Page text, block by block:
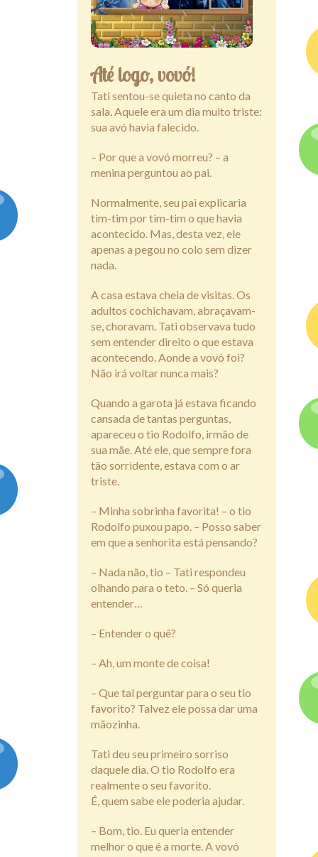
Até logo, vovó!
Tati sentou-se quieta no canto da
sala. Aquele era um dia muito triste:
sua avó havia falecido.
– Por que a vovó morreu? – a
menina perguntou ao pai.
Normalmente, seu pai explicaria
tim-tim por tim-tim o que havia
acontecido. Mas, desta vez, ele
apenas a pegou no colo sem dizer
nada.
A casa estava cheia de visitas. Os
adultos cochichavam, abraçavam-
se, choravam. Tati observava tudo
sem entender direito o que estava
acontecendo. Aonde a vovó foi?
Não irá voltar nunca mais?
Quando a garota já estava ficando
cansada de tantas perguntas,
apareceu o tio Rodolfo, irmão de
sua mãe. Até ele, que sempre fora
tão sorridente, estava com o ar
triste.
– Minha sobrinha favorita! – o tio
Rodolfo puxou papo. – Posso saber
em que a senhorita está pensando?
– Nada não, tio – Tati respondeu
olhando para o teto. – Só queria
entender…
– Entender o quê?
– Ah, um monte de coisa!
– Que tal perguntar para o seu tio
favorito? Talvez ele possa dar uma
mãozinha.
Tati deu seu primeiro sorriso
daquele dia. O tio Rodolfo era
realmente o seu favorito.
É, quem sabe ele poderia ajudar.
– Bom, tio. Eu queria entender
melhor o que é a morte. A vovó